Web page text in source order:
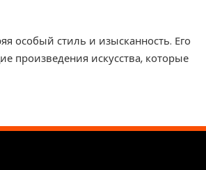
особый стиль и изысканность. Его
произведения искусства, которые